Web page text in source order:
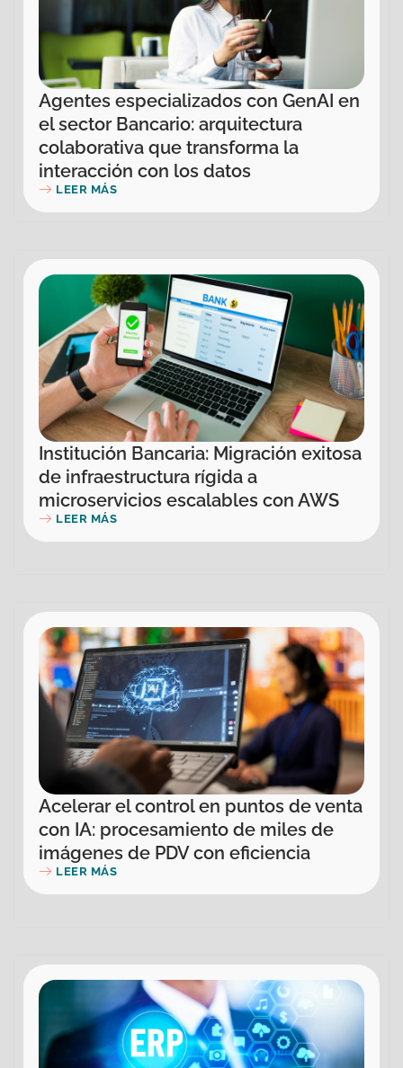
Agentes especializados con GenAI en
el sector Bancario: arquitectura
colaborativa que transforma la
interacción con los datos
LEER MÁS
Institución Bancaria: Migración exitosa
de infraestructura rígida a
microservicios escalables con AWS
LEER MÁS
Acelerar el control en puntos de venta
con IA: procesamiento de miles de
imágenes de PDV con eficiencia
LEER MÁS